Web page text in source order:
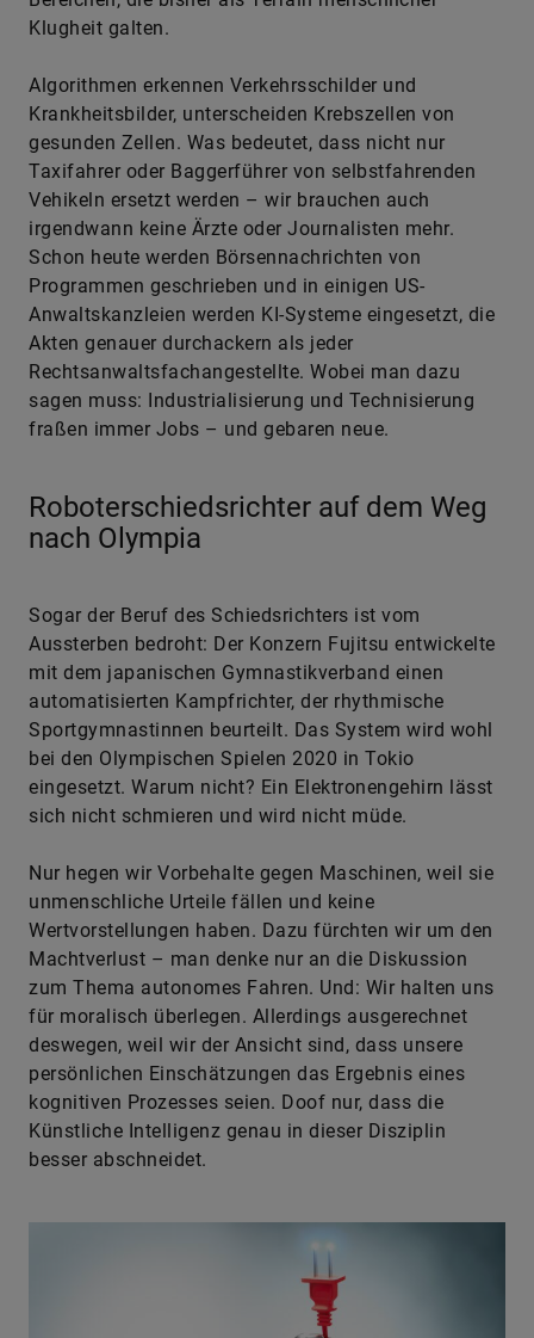
Klugheit galten.
Algorithmen erkennen Verkehrsschilder und
Krankheitsbilder, unterscheiden Krebszellen von
gesunden Zellen. Was bedeutet, dass nicht nur
Taxifahrer oder Baggerführer von selbstfahrenden
Vehikeln ersetzt werden – wir brauchen auch
irgendwann keine Ärzte oder Journalisten mehr.
Schon heute werden Börsennachrichten von
Programmen geschrieben und in einigen US-
Anwaltskanzleien werden KI-Systeme eingesetzt, die
Akten genauer durchackern als jeder
Rechtsanwaltsfachangestellte. Wobei man dazu
sagen muss: Industrialisierung und Technisierung
fraßen immer Jobs – und gebaren neue.
Roboterschiedsrichter auf dem Weg
nach Olympia
Sogar der Beruf des Schiedsrichters ist vom
Aussterben bedroht: Der Konzern Fujitsu entwickelte
mit dem japanischen Gymnastikverband einen
automatisierten Kampfrichter, der rhythmische
Sportgymnastinnen beurteilt. Das System wird wohl
bei den Olympischen Spielen 2020 in Tokio
eingesetzt. Warum nicht? Ein Elektronengehirn lässt
sich nicht schmieren und wird nicht müde.
Nur hegen wir Vorbehalte gegen Maschinen, weil sie
unmenschliche Urteile fällen und keine
Wertvorstellungen haben. Dazu fürchten wir um den
Machtverlust – man denke nur an die Diskussion
zum Thema autonomes Fahren. Und: Wir halten uns
für moralisch überlegen. Allerdings ausgerechnet
deswegen, weil wir der Ansicht sind, dass unsere
persönlichen Einschätzungen das Ergebnis eines
kognitiven Prozesses seien. Doof nur, dass die
Künstliche Intelligenz genau in dieser Disziplin
besser abschneidet.